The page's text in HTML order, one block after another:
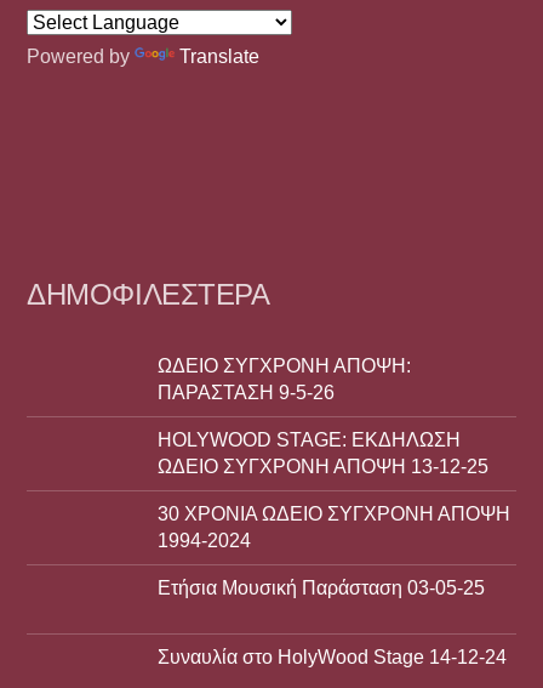
Powered by Translate
ΔΗΜΟΦΙΛΈΣΤΕΡΑ
ΩΔΕΙΟ ΣΥΓΧΡΟΝΗ ΑΠΟΨΗ:
ΠΑΡΑΣΤΑΣΗ 9-5-26
HOLYWOOD STAGE: ΕΚΔΗΛΩΣΗ
ΩΔΕΙΟ ΣΥΓΧΡΟΝΗ ΑΠΟΨΗ 13-12-25
30 ΧΡΟΝΙΑ ΩΔΕΙΟ ΣΥΓΧΡΟΝΗ ΑΠΟΨΗ
1994-2024
Ετήσια Μουσική Παράσταση 03-05-25
Συναυλία στο HolyWood Stage 14-12-24